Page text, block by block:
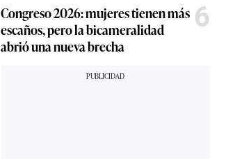
Congreso 2026: mujeres tienen más
escaños, pero la bicameralidad
abrió una nueva brecha
6